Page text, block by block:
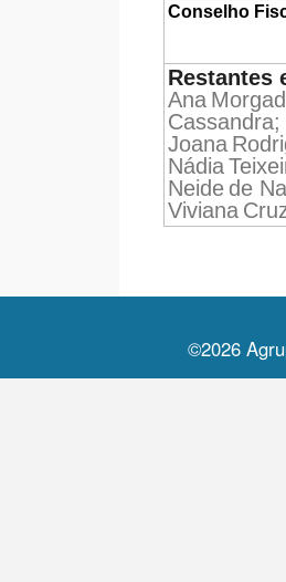
Conselho
Restantes
Ana
Cassandra;
Joana
Nádia
Neide de
Viviana
©2026